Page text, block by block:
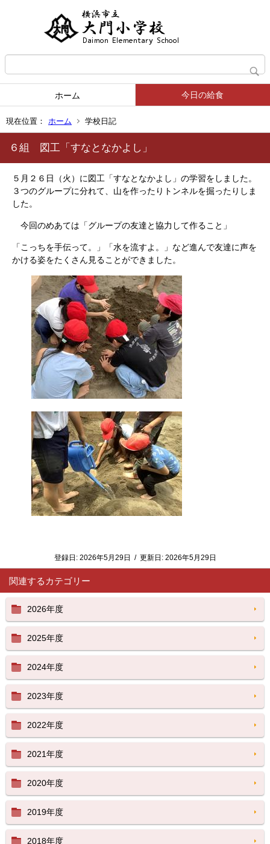
ホーム 今日の給食
現在位置： ホーム 学校日記
６組 図工「すなとなかよし」
５月２６日（火）に図工「すなとなかよし」の学習をしました。
３つのグループに分れて、山を作ったりトンネルを掘ったりしま
した。
今回のめあては「グループの友達と協力して作ること」
「こっちを手伝って。」「水を流すよ。」など進んで友達に声を
かける姿をたくさん見ることができました。
登録日: 2026年5月29日 / 更新日: 2026年5月29日
関連するカテゴリー
2026年度
2025年度
2024年度
2023年度
2022年度
2021年度
2020年度
2019年度
2018年度